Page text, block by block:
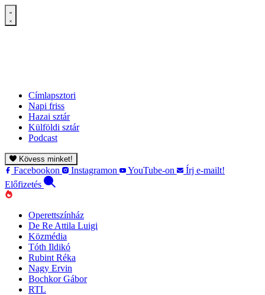
Címlapsztori
Napi friss
Hazai sztár
Külföldi sztár
Podcast
Kövess minket!
Facebookon Instagramon YouTube-on
Írj e-mailt!
Előfizetés
Operettszínház
De Re Attila Luigi
Közmédia
Tóth Ildikó
Rubint Réka
Nagy Ervin
Bochkor Gábor
RTL